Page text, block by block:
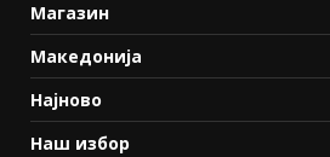
Магазин
Македонија
Најново
Наш избор